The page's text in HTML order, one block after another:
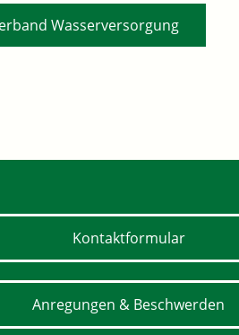
Wasserversorgung
Kontaktformular
Anregungen & Beschwerden